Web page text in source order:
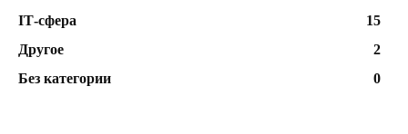
ІТ-сфера
15
Другое
2
Без категории
0